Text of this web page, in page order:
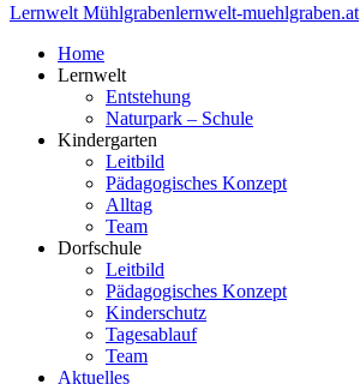
Lernwelt Mühlgrabenlernwelt-muehlgraben.at
Home
Lernwelt
Entstehung
Naturpark – Schule
Kindergarten
Leitbild
Pädagogisches Konzept
Alltag
Team
Dorfschule
Leitbild
Pädagogisches Konzept
Kinderschutz
Tagesablauf
Team
Aktuelles